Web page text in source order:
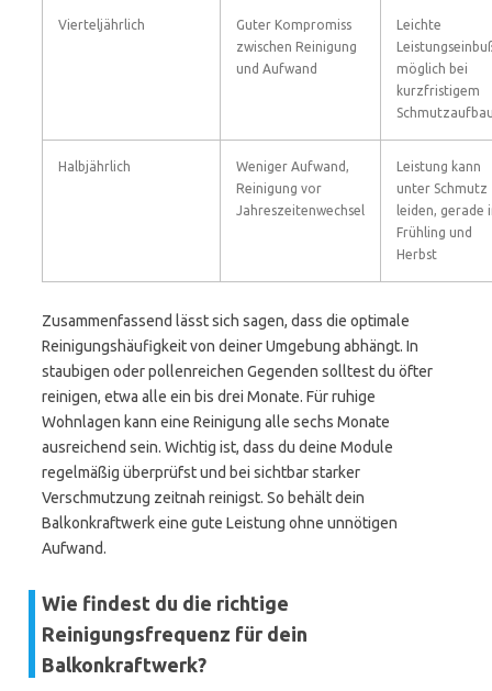
Vierteljährlich
Guter Kompromiss
zwischen Reinigung
und Aufwand
Leichte
möglich bei
kurzfristigem
Halbjährlich
Weniger Aufwand,
Reinigung vor
Jahreszeitenwechsel
Leistung kann
unter Schmutz
leiden, gerade
Frühling und
Herbst
Zusammenfassend lässt sich sagen, dass die optimale
Reinigungshäufigkeit von deiner Umgebung abhängt. In
staubigen oder pollenreichen Gegenden solltest du öfter
reinigen, etwa alle ein bis drei Monate. Für ruhige
Wohnlagen kann eine Reinigung alle sechs Monate
ausreichend sein. Wichtig ist, dass du deine Module
regelmäßig überprüfst und bei sichtbar starker
Verschmutzung zeitnah reinigst. So behält dein
Balkonkraftwerk eine gute Leistung ohne unnötigen
Aufwand.
Wie findest du die richtige
Reinigungsfrequenz für dein
Balkonkraftwerk?